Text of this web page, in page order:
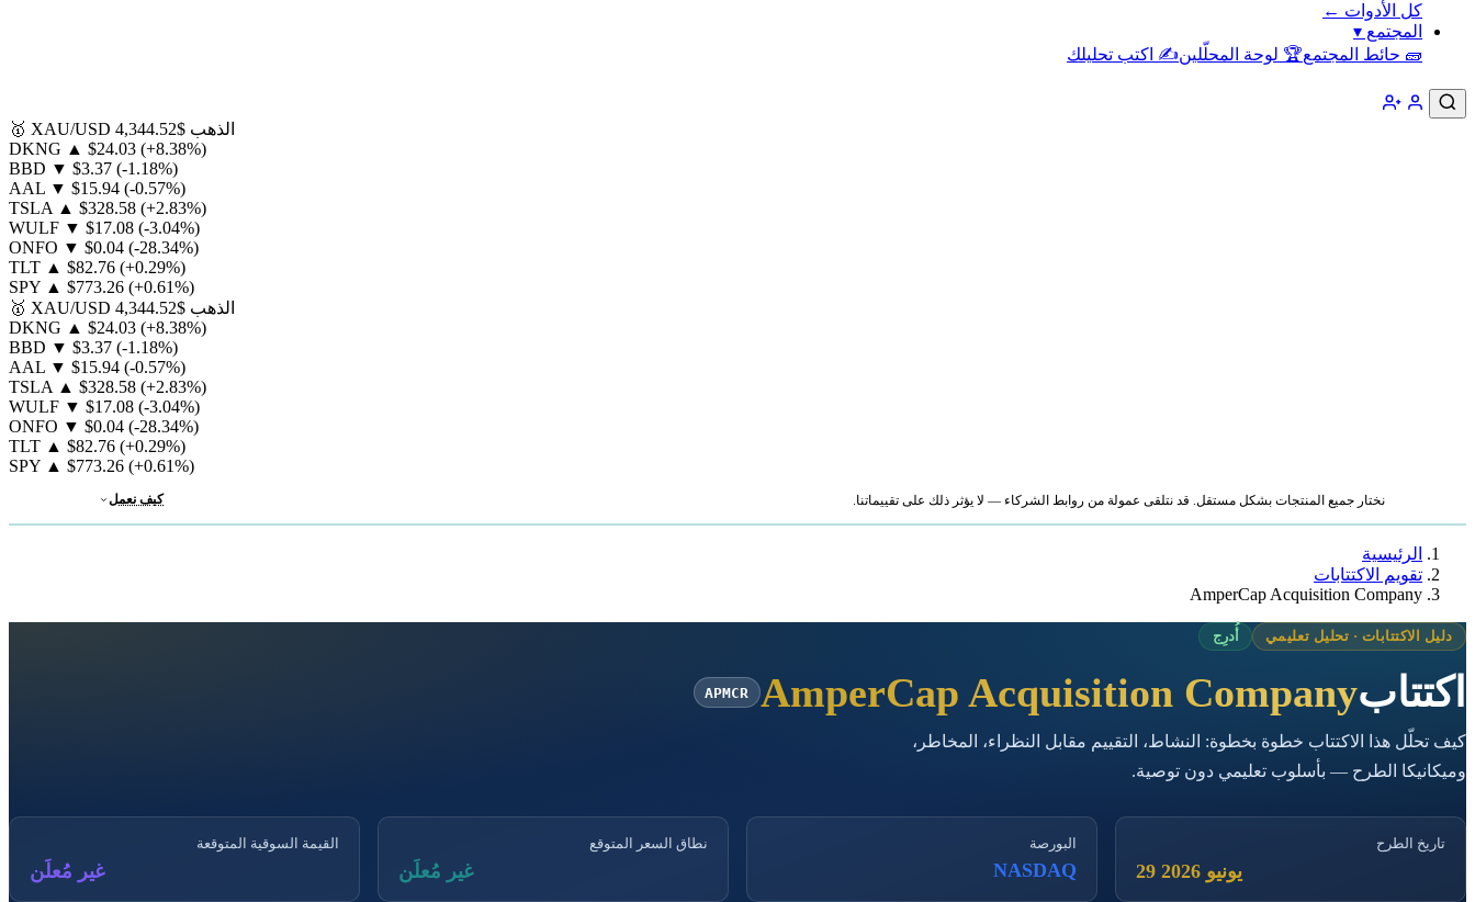
كل الأدوات ←
المجتمع ▾
🧱 حائط المجتمع🏆 لوحة المحلّلين✍️ اكتب تحليلك
🥇 XAU/USD الذهب $4,344.52
DKNG ▲ $24.03 (+8.38%)
BBD ▼ $3.37 (-1.18%)
AAL ▼ $15.94 (-0.57%)
TSLA ▲ $328.58 (+2.83%)
WULF ▼ $17.08 (-3.04%)
ONFO ▼ $0.04 (-28.34%)
TLT ▲ $82.76 (+0.29%)
SPY ▲ $773.26 (+0.61%)
🥇 XAU/USD الذهب $4,344.52
DKNG ▲ $24.03 (+8.38%)
BBD ▼ $3.37 (-1.18%)
AAL ▼ $15.94 (-0.57%)
TSLA ▲ $328.58 (+2.83%)
WULF ▼ $17.08 (-3.04%)
ONFO ▼ $0.04 (-28.34%)
TLT ▲ $82.76 (+0.29%)
SPY ▲ $773.26 (+0.61%)
نختار جميع المنتجات بشكل مستقل. قد نتلقى عمولة من روابط الشركاء — لا يؤثر ذلك على تقييماتنا. كيف نعمل
الرئيسية
تقويم الاكتتابات
AmperCap Acquisition Company
دليل الاكتتابات · تحليل تعليمي أُدرِج
اكتتابAmperCap Acquisition Company
APMCR
كيف تحلّل هذا الاكتتاب خطوة بخطوة: النشاط، التقييم مقابل النظراء، المخاطر،
وميكانيكا الطرح — بأسلوب تعليمي دون توصية.
تاريخ الطرح
29 يونيو 2026
البورصة
NASDAQ
نطاق السعر المتوقع
غير مُعلَن
القيمة السوقية المتوقعة
غير مُعلَن